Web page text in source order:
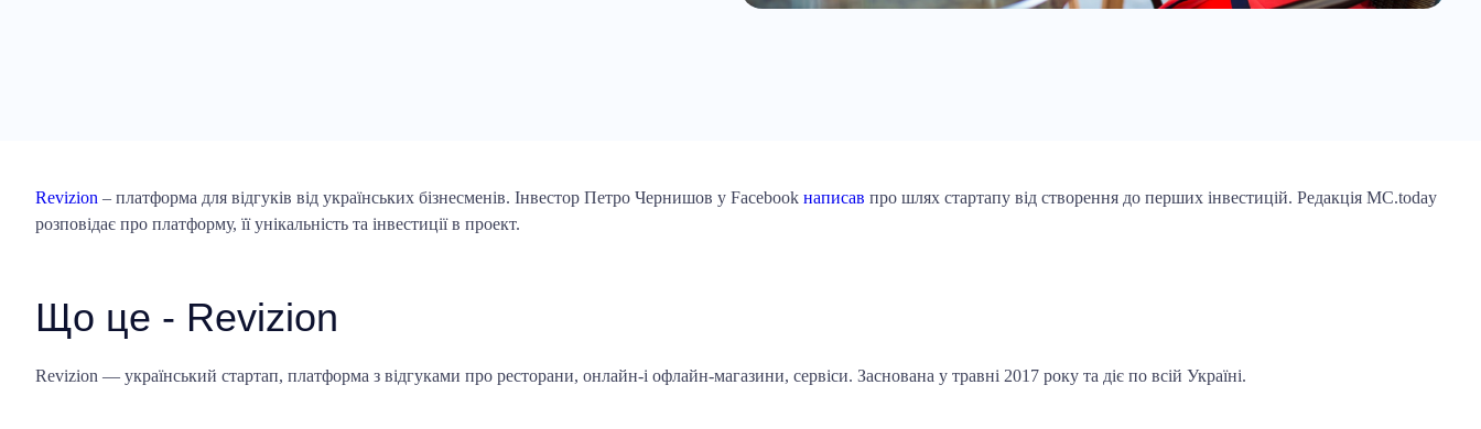
Revizion – платформа для відгуків від українських бізнесменів. Інвестор Петро Чернишов у Facebook написав про шлях стартапу від створення до перших інвестицій. Редакція MC.today
розповідає про платформу, її унікальність та інвестиції в проект.
Що це - Revizion
Revizion — український стартап, платформа з відгуками про ресторани, онлайн-і офлайн-магазини, сервіси. Заснована у травні 2017 року та діє по всій Україні.